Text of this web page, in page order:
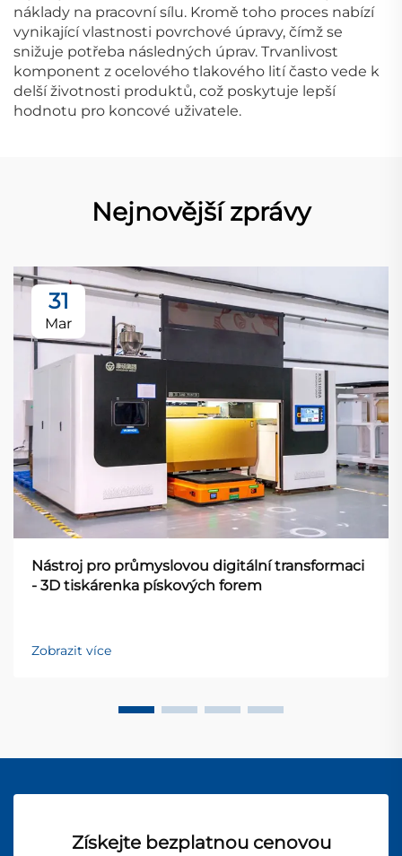
náklady na pracovní sílu. Kromě toho proces nabízí
vynikající vlastnosti povrchové úpravy, čímž se
snižuje potřeba následných úprav. Trvanlivost
komponent z ocelového tlakového lití často vede k
delší životnosti produktů, což poskytuje lepší
hodnotu pro koncové uživatele.
Nejnovější zprávy
31
Mar
Nástroj pro průmyslovou digitální transformaci
- 3D tiskárenka pískových forem
Zobrazit více
Získejte bezplatnou cenovou